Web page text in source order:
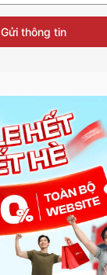
Gửi thông tin